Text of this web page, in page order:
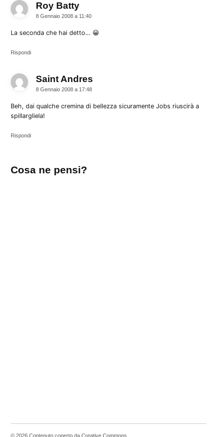
Roy Battydice:
8 Gennaio 2008 a 11:40
La seconda che hai detto… 😀
Rispondi
Saint Andres
8 Gennaio 2008 a 17:48
Beh, dai qualche cremina di bellezza sicuramente Jobs riuscirà a
spillargliela!
Rispondi
un
Cosa ne pensi?
© 2026 Contenuto coperto da Creative Commons